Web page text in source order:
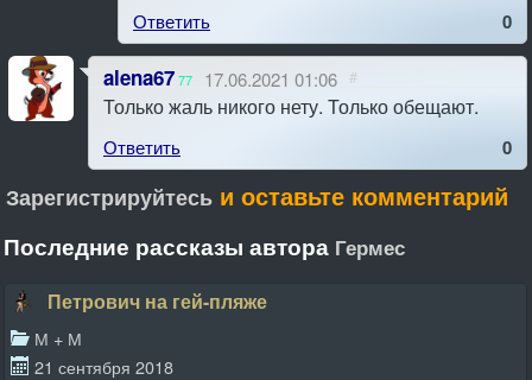
Ответить 0
alena6777 17.06.2021 01:06 #
Только жаль никого нету. Только обещают.
Ответить 0
Зарегистрируйтесь и оставьте комментарий
Последние рассказы автора Гермес
Петрович на гей-пляже
М + М
21 сентября 2018